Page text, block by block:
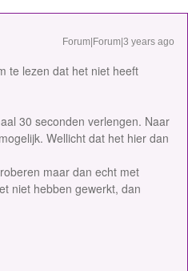
Forum|Forum|3 years ago
te lezen dat het niet heeft
30 seconden verlengen. Naar
Wellicht dat het hier dan
maar dan echt met
niet hebben gewerkt, dan